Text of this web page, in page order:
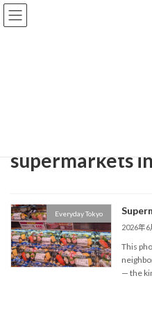
コ
ン
ナ
ビ
supermarkets
Everyday Tokyo
2026年6
This
— the